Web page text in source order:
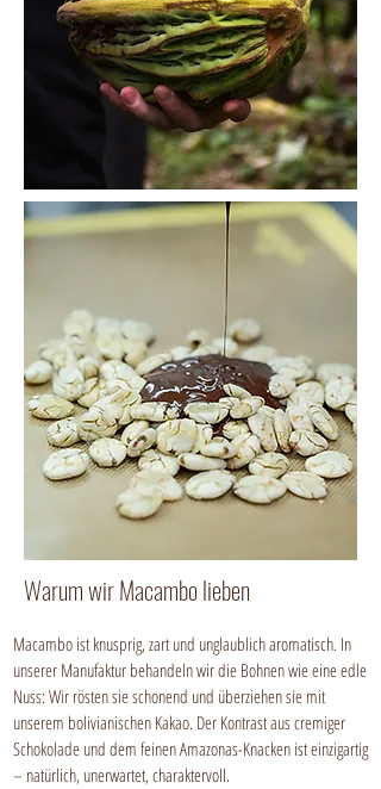
Warum wir Macambo lieben
Macambo ist knusprig, zart und unglaublich aromatisch. In
unserer Manufaktur behandeln wir die Bohnen wie eine edle
Nuss: Wir rösten sie schonend und überziehen sie mit
unserem bolivianischen Kakao. Der Kontrast aus cremiger
Schokolade und dem feinen Amazonas-Knacken ist einzigartig
– natürlich, unerwartet, charaktervoll.